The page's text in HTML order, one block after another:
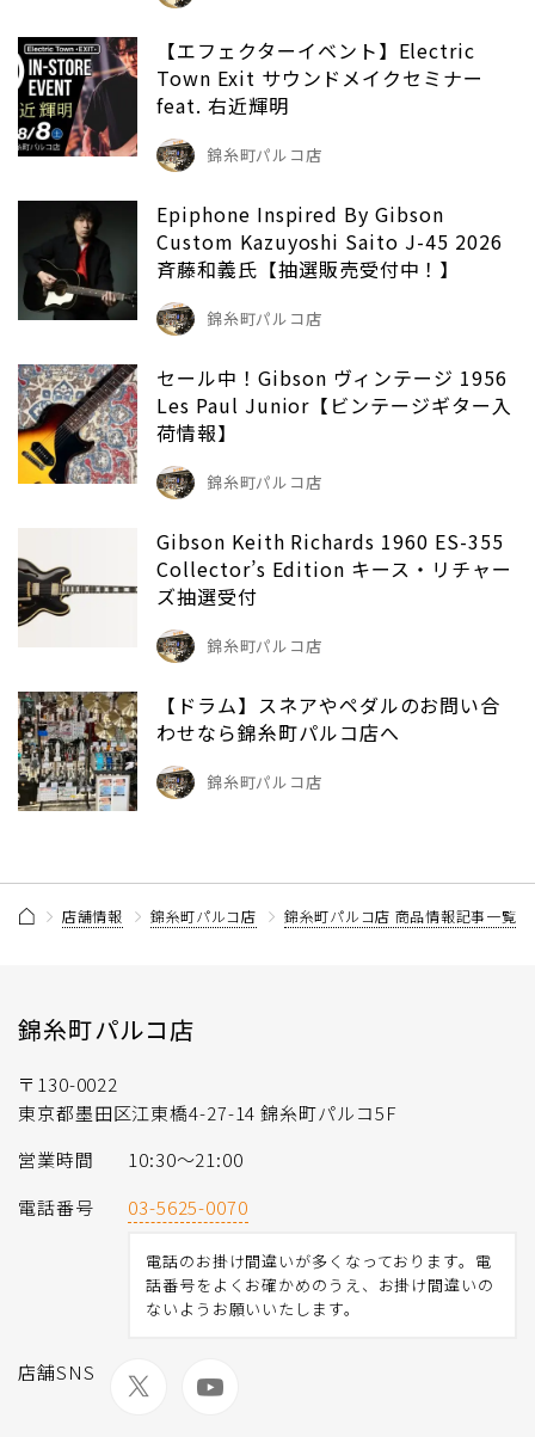
【エフェクターイベント】Electric
Town Exit サウンドメイクセミナー
feat. 右近輝明
錦糸町パルコ店
Epiphone Inspired By Gibson
Custom Kazuyoshi Saito J-45 2026
斉藤和義氏【抽選販売受付中！】
錦糸町パルコ店
セール中！Gibson ヴィンテージ 1956
Les Paul Junior【ビンテージギター入
荷情報】
錦糸町パルコ店
Gibson Keith Richards 1960 ES-355
Collector’s Edition キース・リチャー
ズ抽選受付
錦糸町パルコ店
【ドラム】スネアやペダルのお問い合
わせなら錦糸町パルコ店へ
錦糸町パルコ店
店舗情報 錦糸町パルコ店 錦糸町パルコ店 商品情報記事一覧
錦糸町パルコ店
〒130-0022
東京都墨田区江東橋4-27-14 錦糸町パルコ5F
営業時間
10:30〜21:00
電話番号
03-5625-0070
電話のお掛け間違いが多くなっております。電
話番号をよくお確かめのうえ、お掛け間違いの
ないようお願いいたします。
店舗SNS